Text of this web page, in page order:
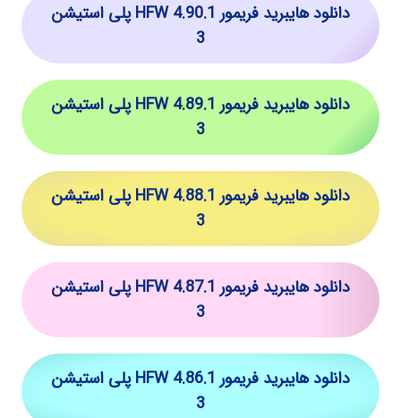
دانلود هایبرید فریمور HFW 4.90.1 پلی استیشن
3
دانلود هایبرید فریمور HFW 4.89.1 پلی استیشن
3
دانلود هایبرید فریمور HFW 4.88.1 پلی استیشن
3
دانلود هایبرید فریمور HFW 4.87.1 پلی استیشن
3
دانلود هایبرید فریمور HFW 4.86.1 پلی استیشن
3